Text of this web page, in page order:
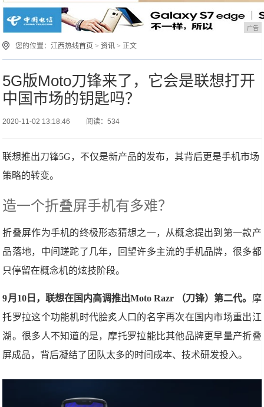
广告
您的位置：江西热线首页 >资讯 > 正文
5G版Moto刀锋来了，它会是联想打开
中国市场的钥匙吗？
2020-11-02 13:18:46 阅读：534
联想推出刀锋5G，不仅是新产品的发布，其背后更是手机市场
策略的转变。
造一个折叠屏手机有多难？
折叠屏作为手机的终极形态猜想之一，从概念提出到第一款产
品落地，中间蹉跎了几年，回望许多主流的手机品牌，很多都
只停留在概念机的炫技阶段。
9月10日，联想在国内高调推出Moto Razr （刀锋）第二代。 摩
托罗拉这个功能机时代脍炙人口的名字再次在国内市场重出江
湖。很多人不知道的是，摩托罗拉能比其他品牌更早量产折叠
屏成品，背后凝结了团队太多的时间成本、技术研发投入。